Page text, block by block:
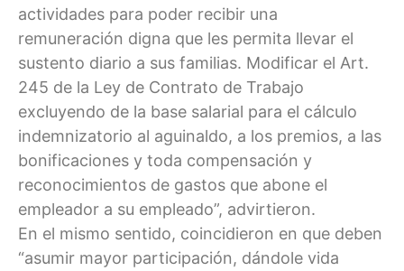
actividades para poder recibir una
remuneración digna que les permita llevar el
sustento diario a sus familias. Modificar el Art.
245 de la Ley de Contrato de Trabajo
excluyendo de la base salarial para el cálculo
indemnizatorio al aguinaldo, a los premios, a las
bonificaciones y toda compensación y
reconocimientos de gastos que abone el
empleador a su empleado”, advirtieron.
En el mismo sentido, coincidieron en que deben
“asumir mayor participación, dándole vida